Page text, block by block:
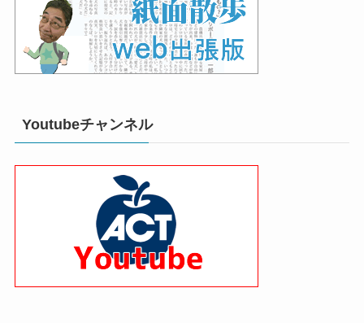
Youtubeチャンネル